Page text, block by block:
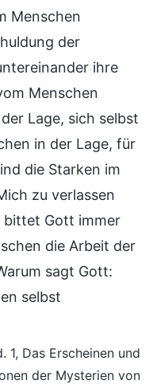
Menschen
der
ihre
Menschen
Lage, sich selbst
in der Lage, für
die Starken im
zu verlassen
bittet Gott immer
die Arbeit der
sagt Gott:
selbst
1, Das Erscheinen und
der Mysterien von